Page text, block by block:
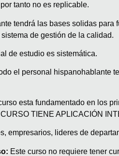
tanto no es replicable.
tendrá las bases solidas
de gestión de la calidad.
de estudio es sistemática.
el personal hispanohablante
esta fundamentado en los
TIENE APLICACIÓN
empresarios, lideres de
Este curso no requiere tener